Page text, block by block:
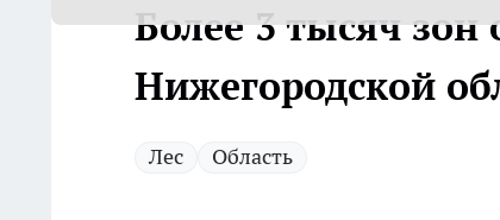
Более 3 тысяч зон
Нижегородской
Лес Область